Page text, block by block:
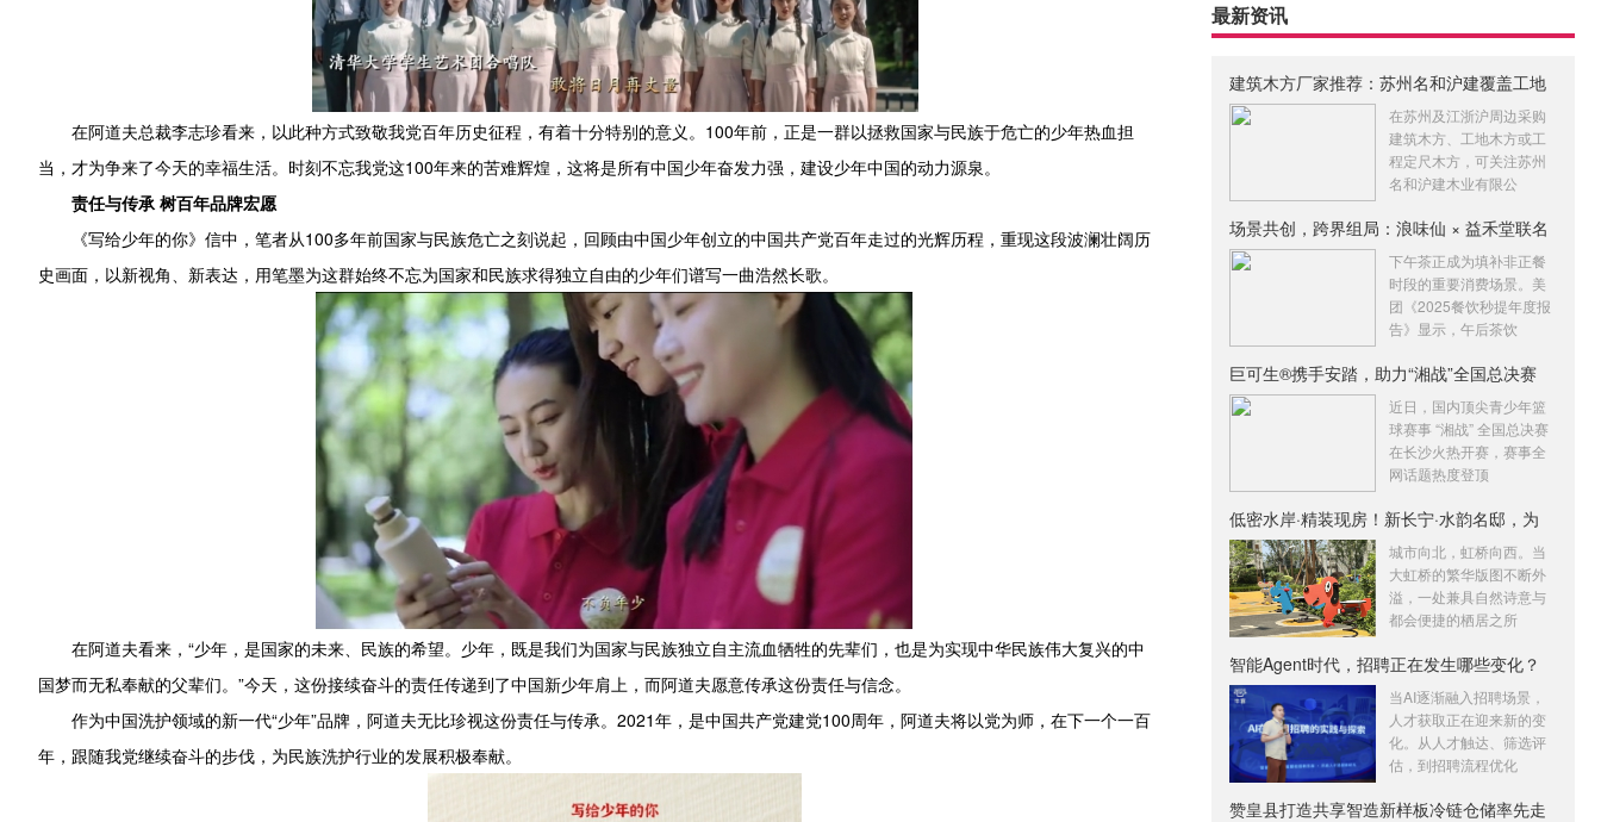
在阿道夫总裁李志珍看来，以此种方式致敬我党百年历史征程，有着十分特别的意义。100年前，正是一群以拯救国家与民族于危亡的少年热血担
当，才为争来了今天的幸福生活。时刻不忘我党这100年来的苦难辉煌，这将是所有中国少年奋发力强，建设少年中国的动力源泉。
责任与传承 树百年品牌宏愿
《写给少年的你》信中，笔者从100多年前国家与民族危亡之刻说起，回顾由中国少年创立的中国共产党百年走过的光辉历程，重现这段波澜壮阔历
史画面，以新视角、新表达，用笔墨为这群始终不忘为国家和民族求得独立自由的少年们谱写一曲浩然长歌。
在阿道夫看来，“少年，是国家的未来、民族的希望。少年，既是我们为国家与民族独立自主流血牺牲的先辈们，也是为实现中华民族伟大复兴的中
国梦而无私奉献的父辈们。”今天，这份接续奋斗的责任传递到了中国新少年肩上，而阿道夫愿意传承这份责任与信念。
作为中国洗护领域的新一代“少年”品牌，阿道夫无比珍视这份责任与传承。2021年，是中国共产党建党100周年，阿道夫将以党为师，在下一个一百
年，跟随我党继续奋斗的步伐，为民族洗护行业的发展积极奉献。
最新资讯
建筑木方厂家推荐：苏州名和沪建覆盖工地
木
在苏州及江浙沪周边采购
建筑木方、工地木方或工
程定尺木方，可关注苏州
名和沪建木业有限公
场景共创，跨界组局：浪味仙 × 益禾堂联名
下午茶正成为填补非正餐
时段的重要消费场景。美
团《2025餐饮秒提年度报
告》显示，午后茶饮
巨可生®携手安踏，助力“湘战”全国总决赛
近日，国内顶尖青少年篮
球赛事 “湘战” 全国总决赛
在长沙火热开赛，赛事全
网话题热度登顶
低密水岸·精装现房！新长宁·水韵名邸，为
城市向北，虹桥向西。当
大虹桥的繁华版图不断外
溢，一处兼具自然诗意与
都会便捷的栖居之所
智能Agent时代，招聘正在发生哪些变化？
牛
当AI逐渐融入招聘场景，
人才获取正在迎来新的变
化。从人才触达、筛选评
估，到招聘流程优化
赞皇县打造共享智造新样板冷链仓储率先走